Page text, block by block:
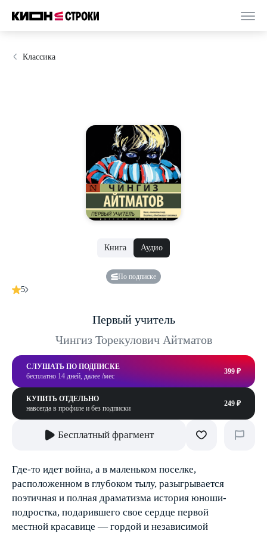
Классика
Книга Аудио
По подписке
5
Первый учитель
Чингиз Торекулович Айтматов
СЛУШАТЬ ПО ПОДПИСКЕ
бесплатно 14 дней, далее /мес
399 ₽
КУПИТЬ ОТДЕЛЬНО
навсегда в профиле и без подписки
249 ₽
Бесплатный фрагмент
Где-то идет война, а в маленьком поселке,
расположенном в глубоком тылу, разыгрывается
поэтичная и полная драматизма история юноши-
подростка, подарившего свое сердце первой
местной красавице — гордой и независимой